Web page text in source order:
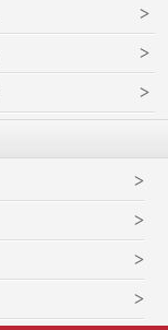
>
>
>
>
>
>
>